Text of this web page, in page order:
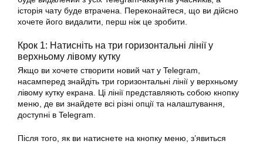
історія чату буде втрачена. Переконайтеся, що ви дійсно
хочете його видалити, перш ніж це зробити.
Крок 1: Натисніть на три горизонтальні лінії у
верхньому лівому кутку
Якщо ви хочете створити новий чат у Telegram,
насамперед знайдіть три горизонтальні лінії у верхньому
лівому кутку екрана. Ці лінії представляють собою кнопку
меню, де ви знайдете всі різні опції та налаштування,
доступні в Telegram.
Після того, як ви натиснете на кнопку меню, з’явиться